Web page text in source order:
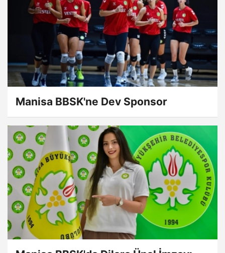
Manisa BBSK'ne Dev Sponsor